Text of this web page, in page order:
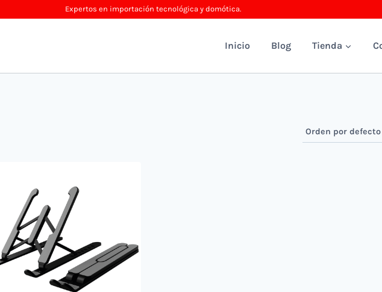
Expertos en importación tecnológica y domótica.
Inicio Blog Tienda